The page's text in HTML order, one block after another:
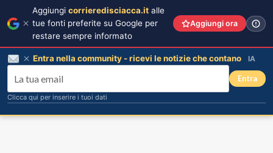
Aggiungi corrieredisciacca.it alle
tue fonti preferite su Google per
restare sempre informato
Aggiungi ora
Entra nella community - ricevi le notizie che contano IA
Entra
Clicca qui per inserire i tuoi dati